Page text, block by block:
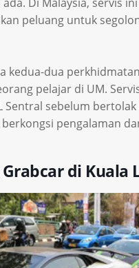
peluang untuk
kedua-dua
pelajar di UM.
Sentral sebelum
pengalaman
di Kuala